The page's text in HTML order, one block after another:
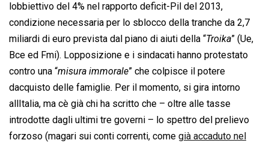
lobbiettivo del 4% nel rapporto deficit-Pil del 2013,
condizione necessaria per lo sblocco della tranche da 2,7
miliardi di euro prevista dal piano di aiuti della “Troika” (Ue,
Bce ed Fmi). Lopposizione e i sindacati hanno protestato
contro una “misura immorale” che colpisce il potere
dacquisto delle famiglie. Per il momento, si gira intorno
allItalia, ma cè già chi ha scritto che – oltre alle tasse
introdotte dagli ultimi tre governi – lo spettro del prelievo
forzoso (magari sui conti correnti, come già accaduto nel